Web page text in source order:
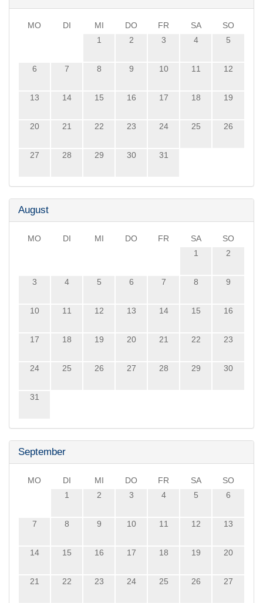
MO DI MI DO FR SA
SO
1
2 3 4 5
6 7 8 9 10 11 12
13 14 15 16 17 18 19
20 21 22 23 24 25 26
27 28 29 30 31
August
MO DI MI DO FR SA
SO
1
2
3 4 5 6 7 8 9
10 11 12 13 14 15 16
17 18 19 20 21 22 23
24 25 26 27 28 29 30
31
September
MO DI MI DO FR SA
SO
1
2 3 4 5 6
7 8 9 10 11 12 13
14 15 16 17 18 19 20
21 22 23 24 25 26 27